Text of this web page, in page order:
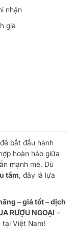
nhận
giá
bắt đầu hành
hoàn hảo giữa
mạnh mẽ. Dù
tầm, đây là lựa
– giá tốt – dịch
RƯỢU NGOẠI –
tại Việt Nam!